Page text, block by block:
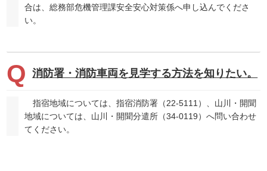
合は、総務部危機管理課安全安心対策係へ申し込んでくださ
い。
消防署・消防車両を見学する方法を知りたい。
指宿地域については、指宿消防署（22-5111）、山川・開聞
地域については、山川・開聞分遣所（34-0119）へ問い合わせ
てください。